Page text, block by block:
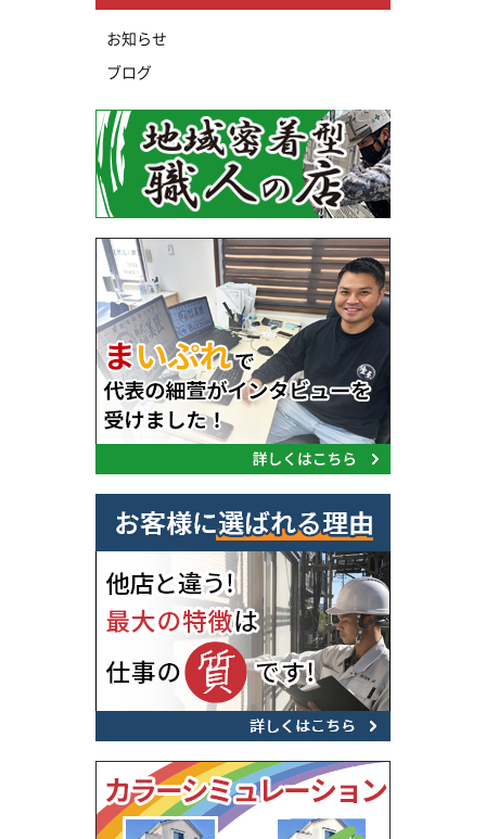
お知らせ
ブログ